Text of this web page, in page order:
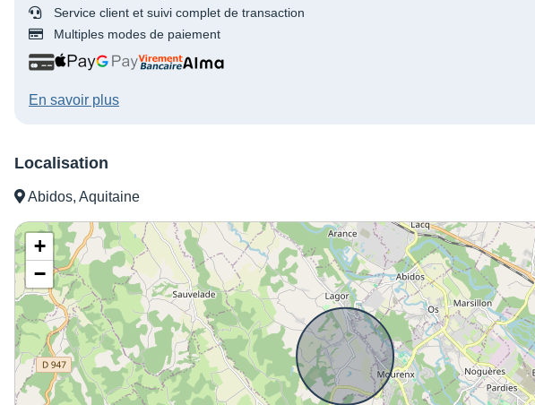
Service client et suivi complet de transaction
Multiples modes de paiement
En savoir plus
Localisation
Abidos, Aquitaine
+
−